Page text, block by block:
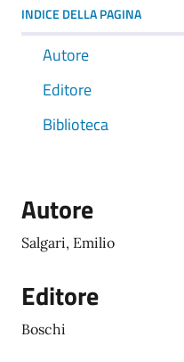
INDICE DELLA PAGINA
Autore
Editore
Biblioteca
Autore
Salgari, Emilio
Editore
Boschi